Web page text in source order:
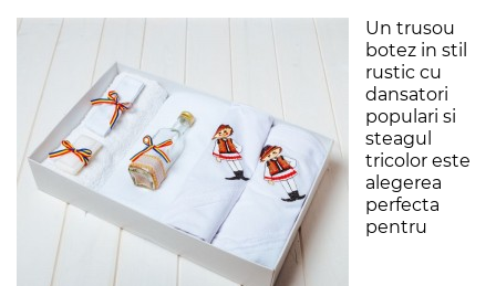
Un trusou
botez in stil
rustic cu
dansatori
populari si
steagul
tricolor este
alegerea
perfecta
pentru